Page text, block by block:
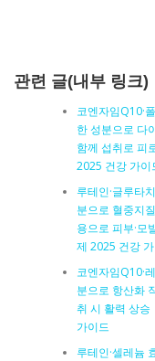
관련 글(내부 링크)
코엔자임Q10·
한 성분으로 다
함께 섭취로 피
2025 건강 가이
루테인·글루타
분으로 혈중지
용으로 피부·모
제 2025 건강 가
코엔자임Q10·
분으로 항산화
취 시 활력 상승
가이드
루테인·셀레늄